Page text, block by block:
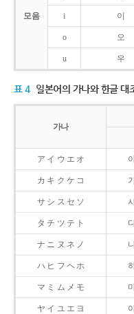
모음 i 이
o 오
u 우
표 4 일본어의 가나와 한글 대
가나
ア イ ウ エ オ
カ キ ク ケ コ
サ シ ス セ ソ
タ チ ツ テ ト
ナ ニ ヌ ネ ノ
ハ ヒ フ ヘ ホ
マ ミ ム メ モ
ヤ イ ユ エ ヨ